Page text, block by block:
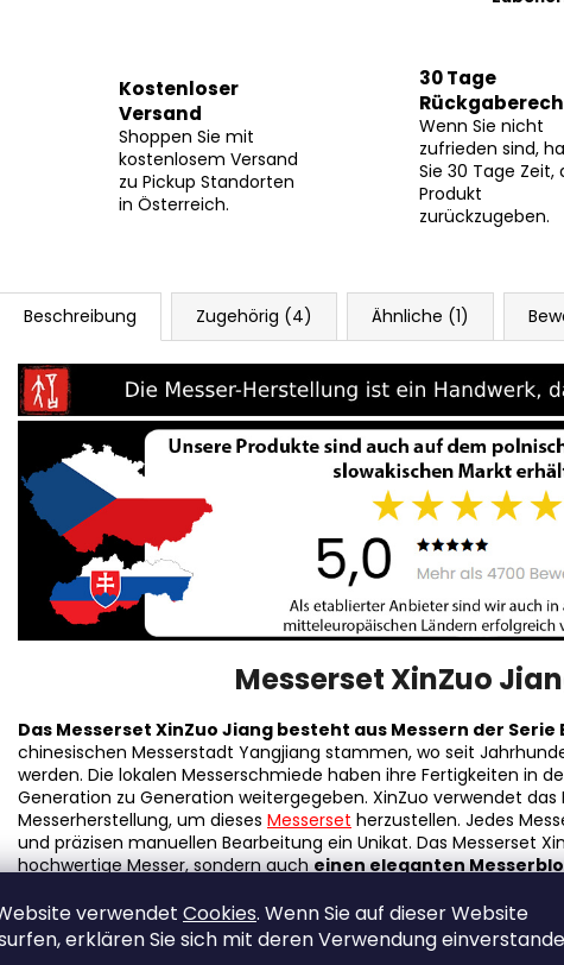
verwendet Cookies. Wenn Sie auf dieser Website
erklären Sie sich mit deren Verwendung
Kostenloser
Versand
Shoppen Sie mit
kostenlosem Versand
zu Pickup Standorten
in Österreich.
30 Tage
Wenn Sie nicht
zufrieden sind,
Sie 30 Tage Zeit,
Produkt
zurückzugeben.
Beschreibung Zugehörig (4) Ähnliche (1)
Messerset XinZuo
Das Messerset XinZuo Jiang besteht aus Messern der Serie
chinesischen Messerstadt Yangjiang stammen, wo seit
werden. Die lokalen Messerschmiede haben ihre Fertigkeiten in
Generation zu Generation weitergegeben. XinZuo verwendet
Messerherstellung, um dieses Messerset herzustellen. Jedes
und präzisen manuellen Bearbeitung ein Unikat. Das Messerset
hochwertige Messer, sondern aucheinen eleganten
natürlichen Design in fast jede Küche passt und einen
praktische Mehrzweck-Geflügelschere und einen Wetzstahl.
Es enthält auch die meistverwendeten Messer für die